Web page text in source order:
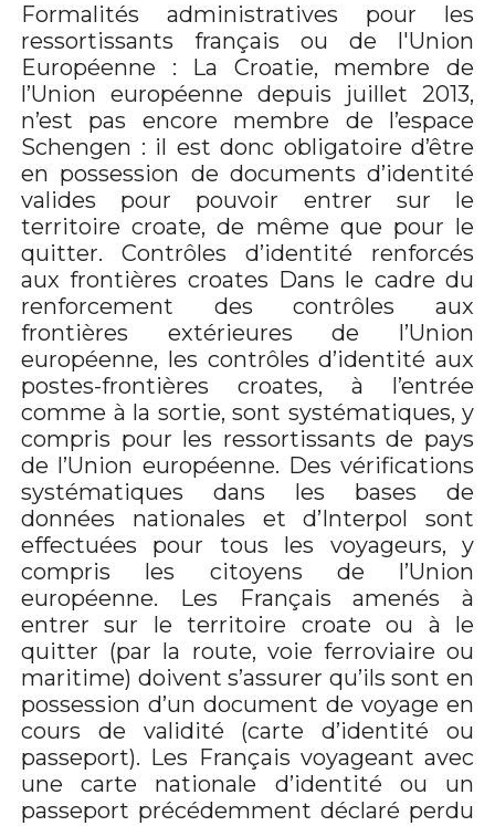
Formalités administratives pour les
ressortissants français ou de l'Union
Européenne : La Croatie, membre de
l’Union européenne depuis juillet 2013,
n’est pas encore membre de l’espace
Schengen : il est donc obligatoire d’être
en possession de documents d’identité
valides pour pouvoir entrer sur le
territoire croate, de même que pour le
quitter. Contrôles d’identité renforcés
aux frontières croates Dans le cadre du
renforcement des contrôles aux
frontières extérieures de l’Union
européenne, les contrôles d’identité aux
postes-frontières croates, à l’entrée
comme à la sortie, sont systématiques, y
compris pour les ressortissants de pays
de l’Union européenne. Des vérifications
systématiques dans les bases de
données nationales et d’Interpol sont
effectuées pour tous les voyageurs, y
compris les citoyens de l’Union
européenne. Les Français amenés à
entrer sur le territoire croate ou à le
quitter (par la route, voie ferroviaire ou
maritime) doivent s’assurer qu’ils sont en
possession d’un document de voyage en
cours de validité (carte d’identité ou
passeport). Les Français voyageant avec
une carte nationale d’identité ou un
passeport précédemment déclaré perdu